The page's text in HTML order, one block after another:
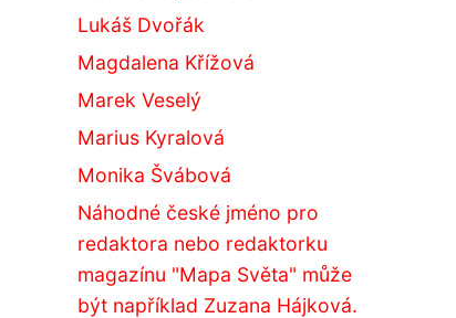
Lukáš Dvořák
Magdalena Křížová
Marek Veselý
Marius Kyralová
Monika Švábová
Náhodné české jméno pro
redaktora nebo redaktorku
magazínu "Mapa Světa" může
být například Zuzana Hájková.